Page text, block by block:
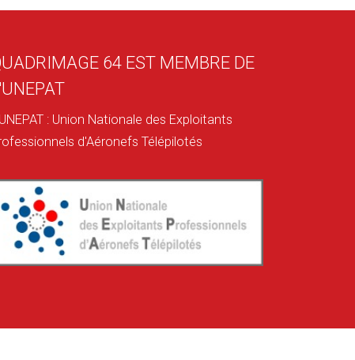
64 EST MEMBRE DE
: Union Nationale des Exploitants
d'Aéronefs Télépilotés